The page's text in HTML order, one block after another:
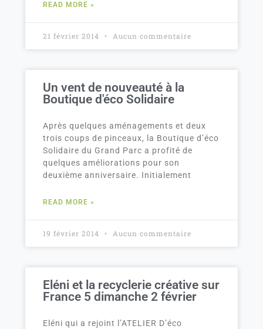
READ MORE »
21 février 2014 Aucun commentaire
Un vent de nouveauté à la
Boutique d'éco Solidaire
Après quelques aménagements et deux
trois coups de pinceaux, la Boutique d’éco
Solidaire du Grand Parc a profité de
quelques améliorations pour son
deuxième anniversaire. Initialement
READ MORE »
19 février 2014 Aucun commentaire
Eléni et la recyclerie créative sur
France 5 dimanche 2 février
Eléni qui a rejoint l’ATELIER D’éco